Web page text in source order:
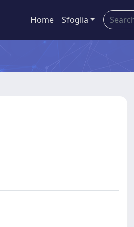
Home Sfoglia